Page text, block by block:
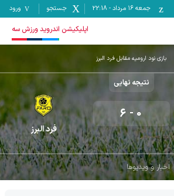
جمعه ۱۶ مرداد -
22:18 جستجو ورود
اپلیکیشن اندروید ورزش سه
بازی نود ارومیه مقابل فرد البرز
نتیجه نهایی
0
-
6
فرد البرز
اخبار و ویدیوها